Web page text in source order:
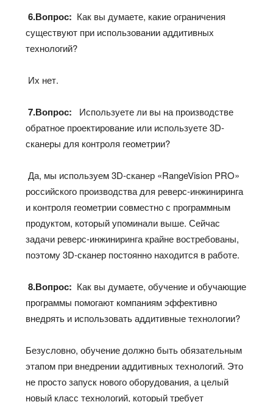
6.Вопрос: Как вы думаете, какие ограничения
существуют при использовании аддитивных
технологий?
Их нет.
7.Вопрос: Используете ли вы на производстве
обратное проектирование или используете 3D-
сканеры для контроля геометрии?
Да, мы используем 3D-сканер «RangeVision PRO»
российского производства для реверс-инжиниринга
и контроля геометрии совместно с программным
продуктом, который упоминали выше. Сейчас
задачи реверс-инжиниринга крайне востребованы,
поэтому 3D-сканер постоянно находится в работе.
8.Вопрос: Как вы думаете, обучение и обучающие
программы помогают компаниям эффективно
внедрять и использовать аддитивные технологии?
Безусловно, обучение должно быть обязательным
этапом при внедрении аддитивных технологий. Это
не просто запуск нового оборудования, а целый
новый класс технологий, который требует